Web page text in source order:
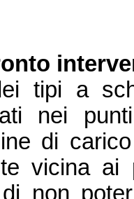
tipi a
nei
di
e vicina ai
non